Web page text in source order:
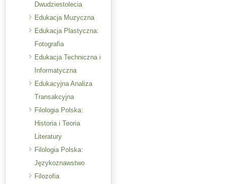
Dwudziestolecia
Edukacja Muzyczna
Edukacja Plastyczna:
Fotografia
Edukacja Techniczna i
Informatyczna
Edukacyjna Analiza
Transakcyjna
Filologia Polska:
Historia i Teoria
Literatury
Filologia Polska:
Językoznawstwo
Filozofia